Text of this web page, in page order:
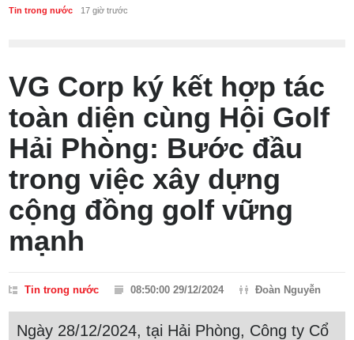
Tin trong nước 17 giờ trước
VG Corp ký kết hợp tác
toàn diện cùng Hội Golf
Hải Phòng: Bước đầu
trong việc xây dựng
cộng đồng golf vững
mạnh
Tin trong nước 08:50:00 29/12/2024 Đoàn Nguyễn
Ngày 28/12/2024, tại Hải Phòng, Công ty Cổ